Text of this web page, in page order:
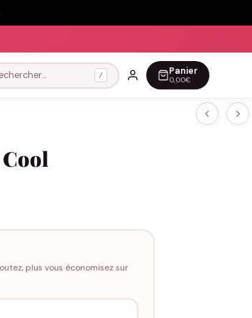
/ Panier
0,00€
plus vous économisez sur